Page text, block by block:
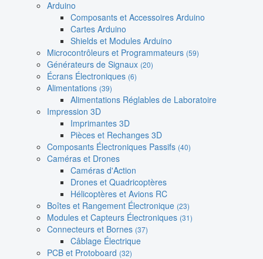
Arduino
Composants et Accessoires Arduino
Cartes Arduino
Shields et Modules Arduino
Microcontrôleurs et Programmateurs (59)
Générateurs de Signaux (20)
Écrans Électroniques (6)
Alimentations (39)
Alimentations Réglables de Laboratoire
Impression 3D
Imprimantes 3D
Pièces et Rechanges 3D
Composants Électroniques Passifs (40)
Caméras et Drones
Caméras d'Action
Drones et Quadricoptères
Hélicoptères et Avions RC
Boîtes et Rangement Électronique (23)
Modules et Capteurs Électroniques (31)
Connecteurs et Bornes (37)
Câblage Électrique
PCB et Protoboard (32)